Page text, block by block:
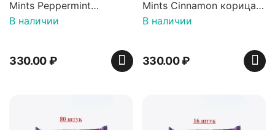
Mints Peppermint
перечная мята 50г,
Нидерланды
В наличии
330.00₽
Mints Cinnamon корица
50г, Нидерланды
В наличии
330.00₽